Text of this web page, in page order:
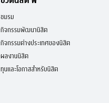
ชมรม
กิจกรรมพัฒนานิสิต
กิจกรรมต่างประเทศของนิสิต
ผลงานนิสิต
ทุนและโอกาสสำหรับนิสิต